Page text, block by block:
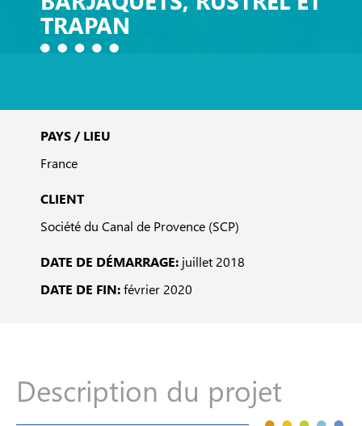
TRAPAN
PAYS / LIEU
France
CLIENT
Société du Canal de Provence (SCP)
DATE DE DÉMARRAGE: juillet 2018
DATE DE FIN:février 2020
Description du projet